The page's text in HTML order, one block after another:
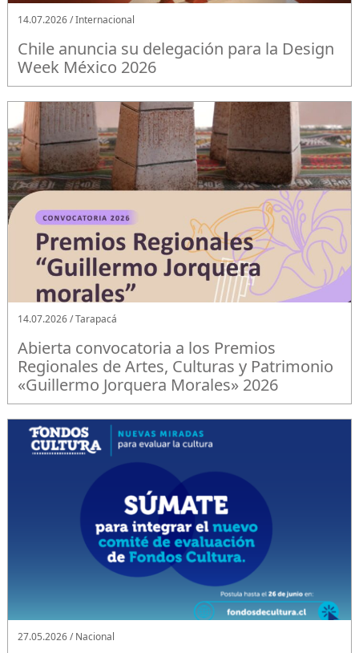
14.07.2026 / Internacional
Chile anuncia su delegación para la Design
Week México 2026
14.07.2026 / Tarapacá
Abierta convocatoria a los Premios
Regionales de Artes, Culturas y Patrimonio
«Guillermo Jorquera Morales» 2026
27.05.2026 / Nacional